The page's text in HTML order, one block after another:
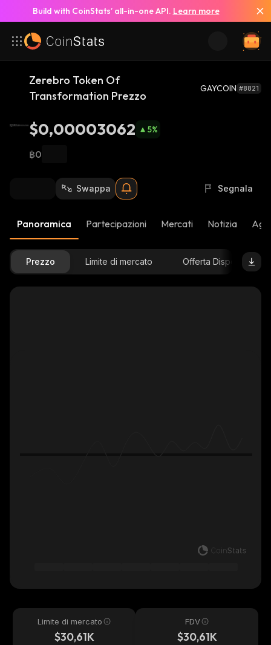
Build with CoinStats’ all-in-one API. Learn more
Zerebro Token Of
Transformation Prezzo
GAYCOIN #8821
$0,00003062 5%
฿0
Swappa Segnala
Panoramica Partecipazioni Mercati Notizia
Prezzo Limite di mercato Offerta Disponibile
Limite di mercato
$30,61K
FDV
$30,61K